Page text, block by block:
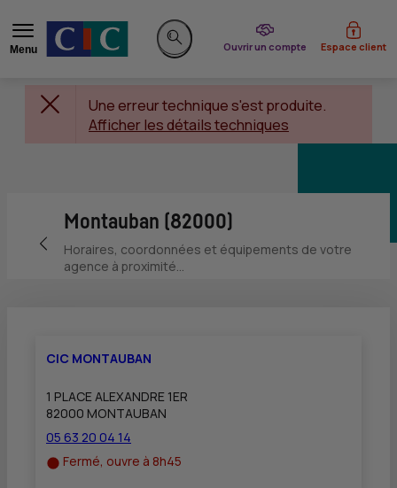
Menu
Rechercher sur le site
Ouvrir un compte
du CIC Espace client
Une erreur technique s'est produite.
Afficher les détails techniques
Retour vers la page précédente
Montauban (82000)
Horaires, coordonnées et équipements de votre
agence à proximité...
CIC MONTAUBAN
1 PLACE ALEXANDRE 1ER
82000 MONTAUBAN
05 63 20 04 14
Fermé, ouvre à 8h45